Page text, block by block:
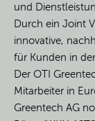
und
Durch ein Joint
innovative,
für Kunden in
Der OTI
Mitarbeiter in
Greentech AG